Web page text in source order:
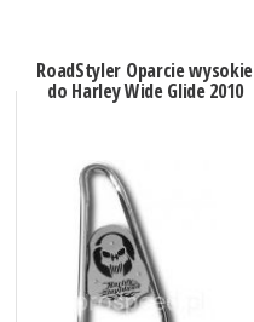
RoadStyler Oparcie wysokie
do Harley Wide Glide 2010